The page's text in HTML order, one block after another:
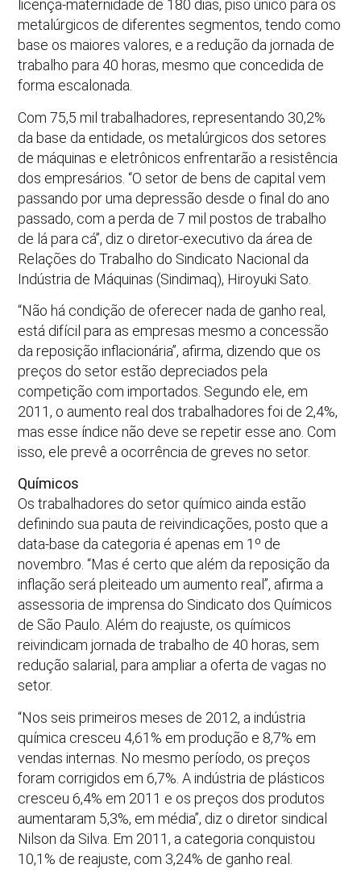
licença-maternidade de 180 dias, piso único para os
metalúrgicos de diferentes segmentos, tendo como
base os maiores valores, e a redução da jornada de
trabalho para 40 horas, mesmo que concedida de
forma escalonada.
Com 75,5 mil trabalhadores, representando 30,2%
da base da entidade, os metalúrgicos dos setores
de máquinas e eletrônicos enfrentarão a resistência
dos empresários. “O setor de bens de capital vem
passando por uma depressão desde o final do ano
passado, com a perda de 7 mil postos de trabalho
de lá para cá”, diz o diretor-executivo da área de
Relações do Trabalho do Sindicato Nacional da
Indústria de Máquinas (Sindimaq), Hiroyuki Sato.
“Não há condição de oferecer nada de ganho real,
está difícil para as empresas mesmo a concessão
da reposição inflacionária”, afirma, dizendo que os
preços do setor estão depreciados pela
competição com importados. Segundo ele, em
2011, o aumento real dos trabalhadores foi de 2,4%,
mas esse índice não deve se repetir esse ano. Com
isso, ele prevê a ocorrência de greves no setor.
Químicos
Os trabalhadores do setor químico ainda estão
definindo sua pauta de reivindicações, posto que a
data-base da categoria é apenas em 1º de
novembro. “Mas é certo que além da reposição da
inflação será pleiteado um aumento real”, afirma a
assessoria de imprensa do Sindicato dos Químicos
de São Paulo. Além do reajuste, os químicos
reivindicam jornada de trabalho de 40 horas, sem
redução salarial, para ampliar a oferta de vagas no
setor.
“Nos seis primeiros meses de 2012, a indústria
química cresceu 4,61% em produção e 8,7% em
vendas internas. No mesmo período, os preços
foram corrigidos em 6,7%. A indústria de plásticos
cresceu 6,4% em 2011 e os preços dos produtos
aumentaram 5,3%, em média”, diz o diretor sindical
Nilson da Silva. Em 2011, a categoria conquistou
10,1% de reajuste, com 3,24% de ganho real.